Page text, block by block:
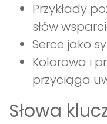
Przykłady
słów
Serce jako
Kolorowa i
przyciąga
Słowa